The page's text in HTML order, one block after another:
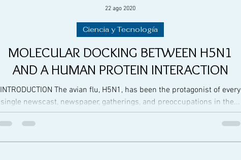
MOLECULAR DOCKING BETWEEN H5N1
AND A HUMAN PROTEIN INTERACTION
INTRODUCTION The avian flu, H5N1, has been the protagonist of every
single newscast, newspaper, gatherings, and preoccupations in the...
Ciencia y Tecnología
22 ago 2020